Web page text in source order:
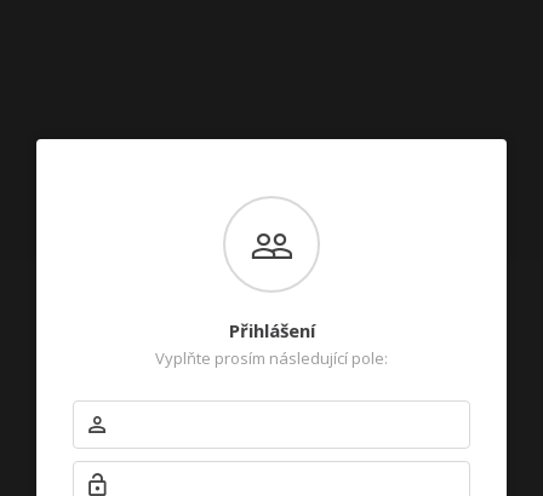
Přihlášení
Vyplňte prosím následující pole: